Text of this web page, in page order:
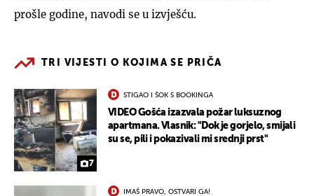
prošle godine, navodi se u izvješću.
TRI VIJESTI O KOJIMA SE PRIČA
7
STIGAO I ŠOK S BOOKINGA
VIDEO Gošća izazvala požar luksuznog
apartmana. Vlasnik: "Dok je gorjelo, smijali
su se, pili i pokazivali mi srednji prst"
IMAŠ PRAVO, OSTVARI GA!